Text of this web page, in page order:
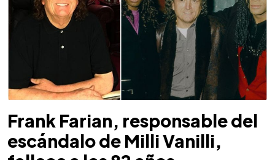
Frank Farian, responsable del
escándalo de Milli Vanilli,